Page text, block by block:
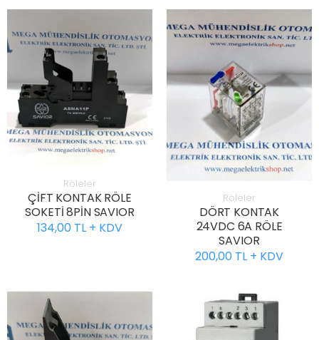
Röleler
ÇİFT KONTAK RÖLE
SOKETİ 8PİN SAVIOR
134,00 TL + KDV
Röleler
DÖRT KONTAK
24VDC 6A RÖLE
SAVIOR
200,00 TL + KDV